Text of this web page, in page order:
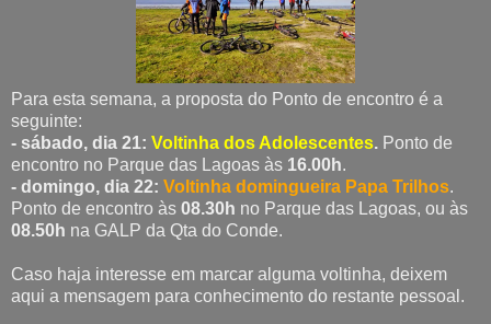
Para esta semana, a proposta do Ponto de encontro é a
seguinte:
- sábado, dia 21: Voltinha dos Adolescentes. Ponto de
encontro no Parque das Lagoas às 16.00h.
- domingo, dia 22: Voltinha domingueira Papa Trilhos.
Ponto de encontro às 08.30h no Parque das Lagoas, ou às
08.50h na GALP da Qta do Conde.
Caso haja interesse em marcar alguma voltinha, deixem
aqui a mensagem para conhecimento do restante pessoal.